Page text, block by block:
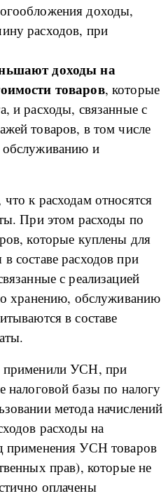
доходы,
расходов, при
доходы на
товаров, которые
и расходы, связанные с
товаров, в том числе
и
к расходам относятся
При этом расходы по
которые куплены для
составе расходов при
с реализацией
хранению, обслуживанию
в составе
применили УСН, при
налоговой базы по налогу
метода начислений
расходы на
применения УСН товаров
прав), которые не
оплачены